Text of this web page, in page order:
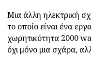
Μια άλλη ηλεκτρική
το οποίο είναι ένα
χωρητικότητα 2000
όχι μόνο μια σχάρα,